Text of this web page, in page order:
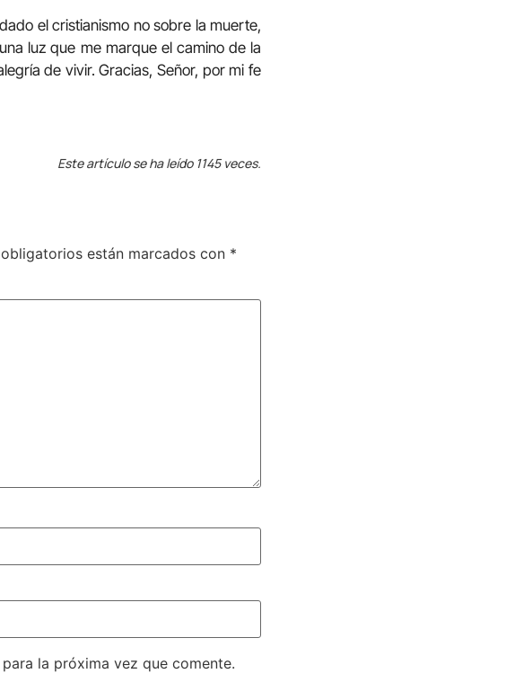
el cristianismo no sobre la muerte,
luz que me marque el camino de la
de vivir. Gracias, Señor, por mi fe
Este artículo se ha leído 1145 veces.
están marcados con *
la próxima vez que comente.